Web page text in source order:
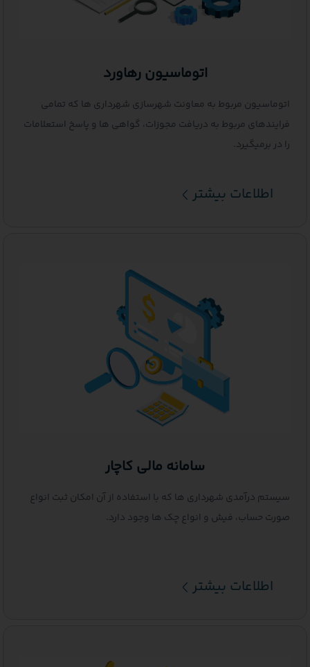
اتوماسیون رهاورد
مربوط به معاونت شهرسازی شهرداری ها که تمامی
مربوط به دریافت مجوزات، گواهی ها و پاسخ استعلامات
برمیگیرد.
اطلاعات بیشتر
سامانه مالی کاچار
درآمدی شهرداری ها که با استفاده از آن امکان ثبت انواع
حساب، فیش و انواع چک ها وجود دارد.
اطلاعات بیشتر